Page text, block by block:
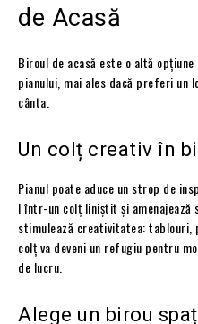
de Acasă
Biroul de acasă este o altă
pianului, mai ales dacă preferi
cânta.
Un colț creativ în
Pianul poate aduce un strop de
l într-un colț liniștit și amenajează
stimulează creativitatea:
colț va deveni un refugiu pentru
de lucru.
Alege un birou